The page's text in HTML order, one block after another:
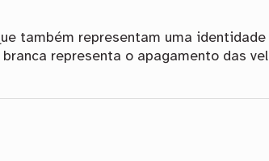
também representam uma identidade
representa o apagamento das